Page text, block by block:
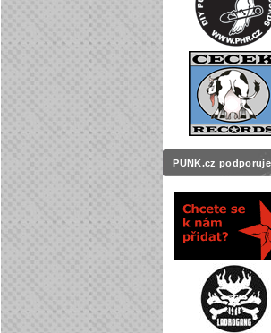
PUNK.cz podporuje